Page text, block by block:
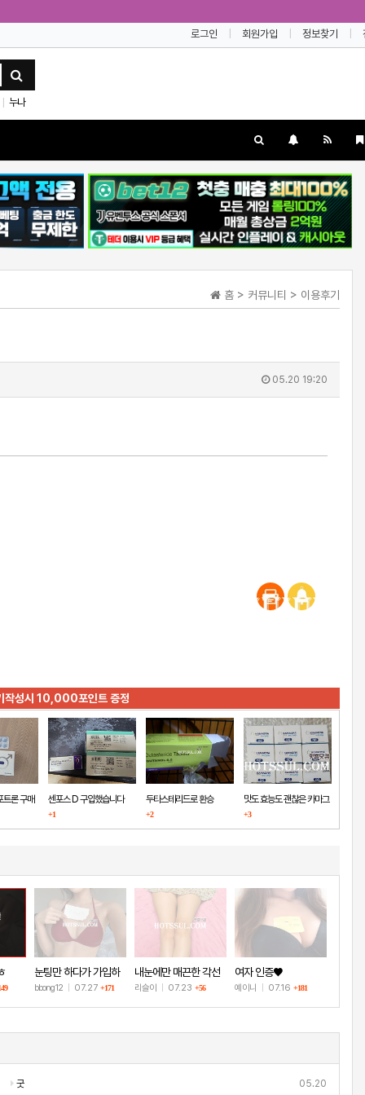
로그인 회원가입 정보찾기
누나
홈 > 커뮤니티 > 이용후기
05.20 19:20
작성시 10,000포인트 증정
트론 구매
센포스 D 구입했습니다
+1
두타스테리드로 환승
+2
맛도 효능도 괜찮은 카마그
라
+3
눈팅만 하다가 가입하
고 인증!
bbong12 07.27 +171
내눈에만 매끈한 각선
미
리슬이 07.23 +56
여자 인증♥
예이니 07.16 +181
05.20
굿